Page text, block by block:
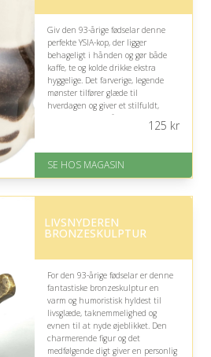
Giv den 93-årige fødselar denne
perfekte YSIA-kop, der ligger
behageligt i hånden og gør både
kaffe, te og kolde drikke ekstra
hyggelige. Det farverige, legende
mønster tilfører glæde til
hverdagen og giver et stilfuldt,
personligt præg på kaffestunden.
God Trustpilot rating på 4.1 ud
125 kr
SE HOS MAGASIN
LIVSNYDEREN
BRONZESKULPTUR
For den 93-årige fødselar er denne
fantastiske bronzeskulptur en
varm og humoristisk hyldest til
livsglæde, taknemmelighed og
evnen til at nyde øjeblikket. Den
charmerende figur og det
medfølgende digt giver en personlig